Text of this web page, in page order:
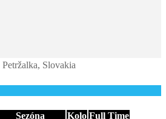
Slovakia
Sezóna Kolo Full Time